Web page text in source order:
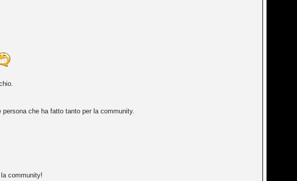
persona che ha fatto tanto per la community.
community!